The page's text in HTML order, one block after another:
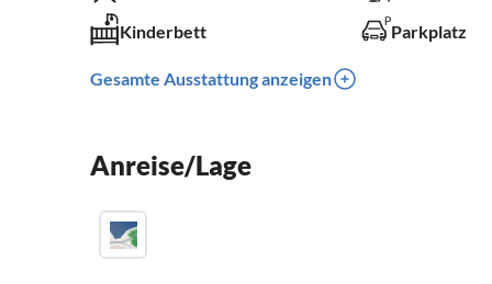
Kinderbett
Parkplatz
Gesamte Ausstattung anzeigen
Anreise/Lage